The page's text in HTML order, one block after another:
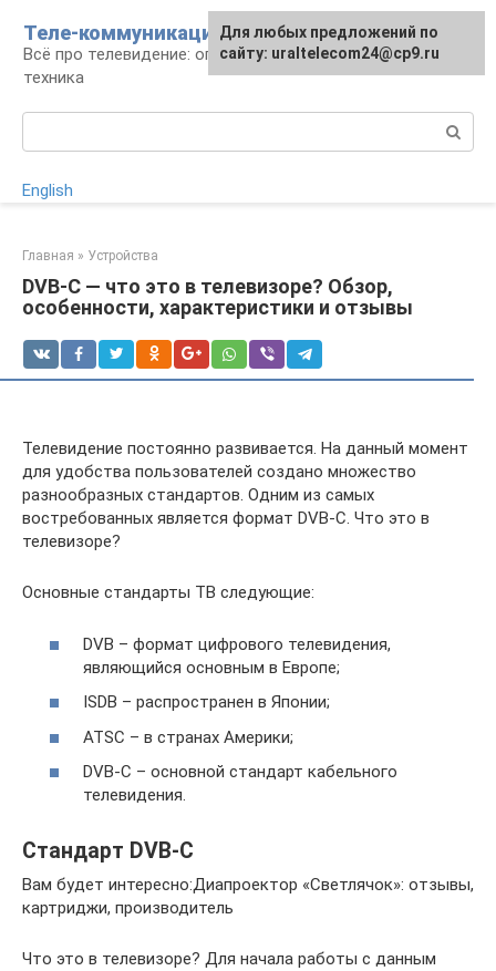
контенту
Теле-коммуникации
Всё про телевидение: операторы, технологии,
техника
English
Главная » Устройства
DVB-C — что это в телевизоре? Обзор,
особенности, характеристики и отзывы
Телевидение постоянно развивается. На данный момент
для удобства пользователей создано множество
разнообразных стандартов. Одним из самых
востребованных является формат DVB-C. Что это в
телевизоре?
Основные стандарты ТВ следующие:
DVB – формат цифрового телевидения,
являющийся основным в Европе;
ISDB – распространен в Японии;
ATSC – в странах Америки;
DVB-C – основной стандарт кабельного
телевидения.
Стандарт DVB-C
Вам будет интересно:Диапроектор «Светлячок»: отзывы,
картриджи, производитель
Что это в телевизоре? Для начала работы с данным
Для любых предложений по
сайту: uraltelecom24@cp9.ru